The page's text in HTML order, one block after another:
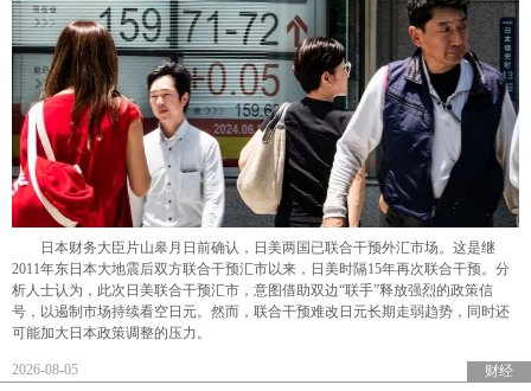
日本财务大臣片山皋月日前确认，日美两国已联合干预外汇市场。这是继
2011年东日本大地震后双方联合干预汇市以来，日美时隔15年再次联合干预。分
析人士认为，此次日美联合干预汇市，意图借助双边“联手”释放强烈的政策信
号，以遏制市场持续看空日元。然而，联合干预难改日元长期走弱趋势，同时还
可能加大日本政策调整的压力。
2026-08-05 财经